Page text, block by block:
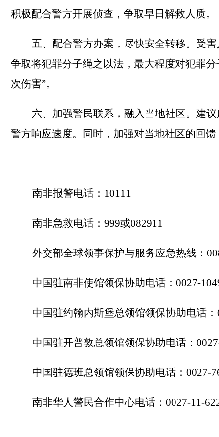
积极配合警方开展侦查，争取早日解救人质。
五、 配合警方办案，尽快安全转移。受
争取将犯罪分子绳之以法，最大程度对犯罪
次伤害”。
六、 加强警民联系，融入当地社区。建
警方响应速度。同时，加强对当地社区的回
南非报警电话： 10111
南非急救电话： 999或082911
外交部全球领事保护与服务应急热线：
中国驻南非使馆领保协助电话： 0027-
中国驻约翰内斯堡总领馆领保协助电话：
中国驻开普敦总领馆领保协助电话：
中国驻德班总领馆领保协助电话： 0027-
南非华人警民合作中心电话： 0027-11-